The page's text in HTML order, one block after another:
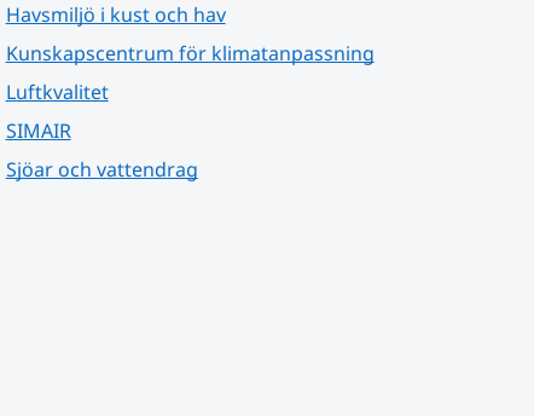
Havsmiljö i kust och hav
Kunskapscentrum för klimatanpassning
Luftkvalitet
SIMAIR
Sjöar och vattendrag